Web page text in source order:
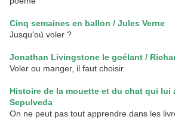
Cinq semaines en ballon / Jules Verne
Jusqu'où voler ?
Jonathan Livingstone le goélant /
Voler ou manger, il faut choisir.
Histoire de la mouette et du chat qui lui
Sepulveda
On ne peut pas tout apprendre dans les